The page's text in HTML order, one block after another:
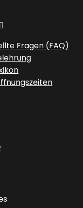

Fragen (FAQ)